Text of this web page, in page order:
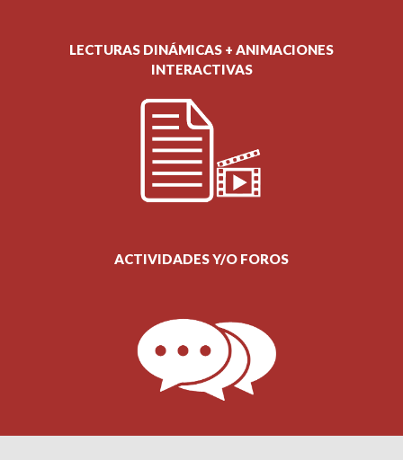
LECTURAS DINÁMICAS + ANIMACIONES
INTERACTIVAS
ACTIVIDADES Y/O FOROS